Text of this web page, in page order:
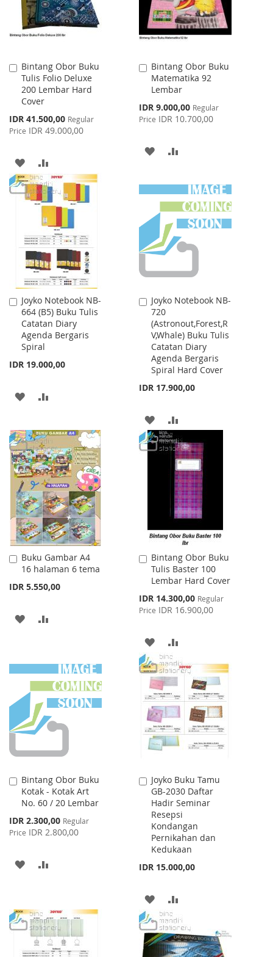
Bintang Obor Buku
Tulis Folio Deluxe
200 Lembar Hard
Cover
Special
Price
IDR 41.500,00 Regular
Price IDR 49.000,00
Add
to
Cart
ADD
TO
WISH
LIST
TO
COMPARE
Bintang Obor Buku
Matematika 92
Lembar
Special
Price
IDR 9.000,00 Regular
Price IDR 10.700,00
Add
to
Cart
ADD
WISH
LIST
COMPARE
Joyko Notebook NB-
664 (B5) Buku Tulis
Catatan Diary
Agenda Bergaris
Spiral
IDR 19.000,00
Add
to
Cart
ADD
WISH
LIST
COMPARE
Joyko Notebook NB-
720
(Astronout,Forest,R
V,Whale) Buku Tulis
Catatan Diary
Agenda Bergaris
Spiral Hard Cover
IDR 17.900,00
Add
to
Cart
ADD
TO
WISH
TO
COMPARE
Buku Gambar A4
16 halaman 6 tema
IDR 5.550,00
Add
to
Cart
ADD
LIST
Bintang Obor Buku
Tulis Baster 100
Lembar Hard Cover
Special
Price
IDR 14.300,00 Regular
Price IDR 16.900,00
Add
to
Cart
ADD
TO
WISH
LIST
TO
COMPARE
Bintang Obor Buku
Kotak - Kotak Art
No. 60 / 20 Lembar
Special
Price
IDR 2.300,00 Regular
Price IDR 2.800,00
Add
to
Cart
ADD
LIST
Joyko Buku Tamu
GB-2030 Daftar
Hadir Seminar
Resepsi
Kondangan
Pernikahan dan
Kedukaan
IDR 15.000,00
Add
to
Cart
ADD
TO
WISH
TO
COMPARE